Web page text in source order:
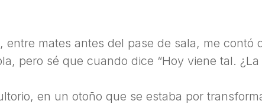
entre mates antes del pase de sala, me contó
pero sé que cuando dice “Hoy viene tal. ¿La
en un otoño que se estaba por